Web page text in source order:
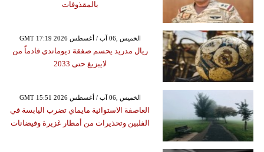
بالمقذوفات
GMT 17:19 2026 الخميس ,06 آب / أغسطس
ريال مدريد يحسم صفقة ديوماندي قادماً من
لايبزيغ حتى 2033
GMT 15:51 2026 الخميس ,06 آب / أغسطس
العاصفة الاستوائية مايماي تضرب اليابسة في
الفلبين وتحذيرات من أمطار غزيرة وفيضانات